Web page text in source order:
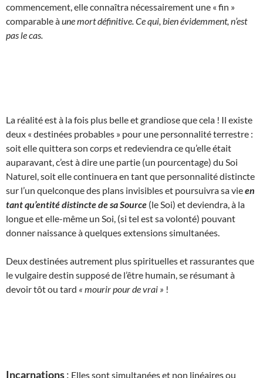
commencement, elle connaîtra nécessairement une « fin »
comparable àune mort définitive. Ce qui, bien évidemment, n’est
pas le cas.
La réalité est à la fois plus belle et grandiose que cela ! Il existe
deux « destinées probables » pour une personnalité terrestre :
soit elle quittera son corps et redeviendra ce qu’elle était
auparavant, c’est à dire une partie (un pourcentage) du Soi
Naturel, soit elle continuera en tant que personnalité distincte
sur l’un quelconque des plans invisibles et poursuivra sa vieen
tant qu’entité distincte de sa Source (le Soi) et deviendra, à la
longue et elle-même un Soi, (si tel est sa volonté) pouvant
donner naissance à quelques extensions simultanées.
Deux destinées autrement plus spirituelles et rassurantes que
le vulgaire destin supposé de l’être humain, se résumant à
devoir tôt ou tard « mourir pour de vrai » !
Incarnations: Elles sont simultanées et non linéaires ou